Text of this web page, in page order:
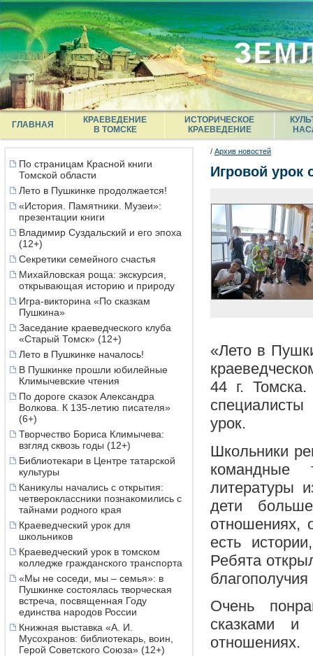
ГЛАВНАЯ
КРАЕВЕДЕНИЕ
В ТОМСКЕ
ИСТОРИЧЕСКОЕ
КРАЕВЕДЕНИЕ
По страницам Красной книги
Томской области
Лето в Пушкинке продолжается!
«История. Памятники. Музеи»:
презентации книги
Владимир Суздальский и его эпоха
(12+)
Секретики семейного счастья
Михайловская роща: экскурсия,
открывающая историю и природу
Игра-викторина «По сказкам
Пушкина»
Заседание краеведческого клуба
«Старый Томск» (12+)
Лето в Пушкинке началось!
В Пушкинке прошли юбилейные
Климычевские чтения
По дороге сказок Александра
Волкова. К 135-летию писателя»
(6+)
Творчество Бориса Климычева:
взгляд сквозь годы (12+)
Библиотекари в Центре татарской
культуры
Каникулы начались с открытия:
четвероклассники познакомились с
тайнами родного края
Краеведческий урок для
школьников
Краеведческий урок в томском
колледже гражданского транспорта
«Мы не соседи, мы – семья»: в
Пушкинке состоялась творческая
встреча, посвященная Году
единства народов России
Книжная выставка «А. И.
Мусохранов: библиотекарь, воин,
Герой Советского Союза» (12+)
/ Архив новостей
Игровой урок
«Лето в
44 г.
урок.
Школьники
командные
литературы
дети
отношениях,
есть
Ребята
благополучия
Очень
сказками
отношениях.